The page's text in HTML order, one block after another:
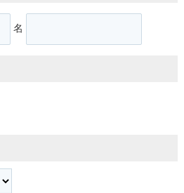
名